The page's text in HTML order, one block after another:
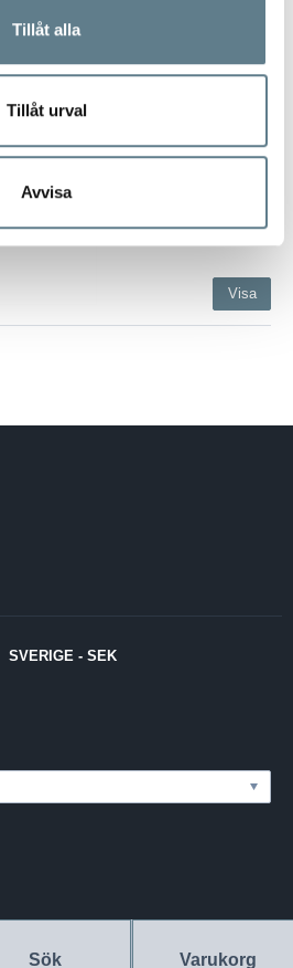
Tillåt alla
Tillåt urval
Avvisa
Sök Varukorg
347010-10
Längd 100 mm
Visa
SVERIGE - SEK